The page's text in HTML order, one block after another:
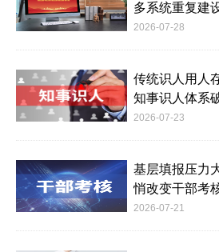
多系统重复建
2026-07-28
传统识人用人
知事识人体系
2026-07-23
基层填报压力
悄改变干部考
2026-07-21